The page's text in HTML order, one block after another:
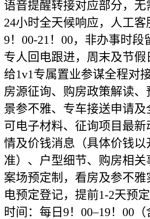
语音提醒转接对应部分，无
24小时全天候响应，人工客
9！00-21！00，非办事时段
专人回电跟进，周末及节假
给1v1专属置业参谋全程对
房源征询、购房政策解读、
景参不雅、专车接送申请及
可电子材料、征询项目最新
情及价钱消息（具体价钱以
准）、户型细节、购房相关
案场预定制，看房及参不雅
电预定登记，提前1-2天预
时间：每日9！00–19！00（